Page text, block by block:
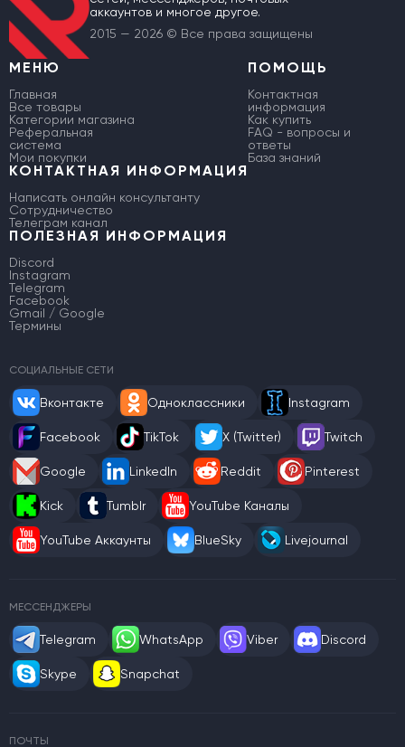
аккаунтов и многое другое.
2015 — 2026 © Все права защищены
МЕНЮ
Главная
Все товары
Категории магазина
Реферальная
система
Мои покупки
ПОМОЩЬ
Контактная
информация
Как купить
FAQ - вопросы и
ответы
База знаний
КОНТАКТНАЯ ИНФОРМАЦИЯ
Написать онлайн консультанту
Сотрудничество
Телеграм канал
ПОЛЕЗНАЯ ИНФОРМАЦИЯ
Discord
Instagram
Telegram
Facebook
Gmail / Google
Термины
СОЦИАЛЬНЫЕ СЕТИ
Вконтакте Одноклассники Instagram
Facebook TikTok X (Twitter) Twitch
Google LinkedIn Reddit Pinterest
Kick Tumblr YouTube Каналы
YouTube Аккаунты BlueSky Livejournal
МЕССЕНДЖЕРЫ
Telegram WhatsApp Viber Discord
Skype Snapchat
ПОЧТЫ